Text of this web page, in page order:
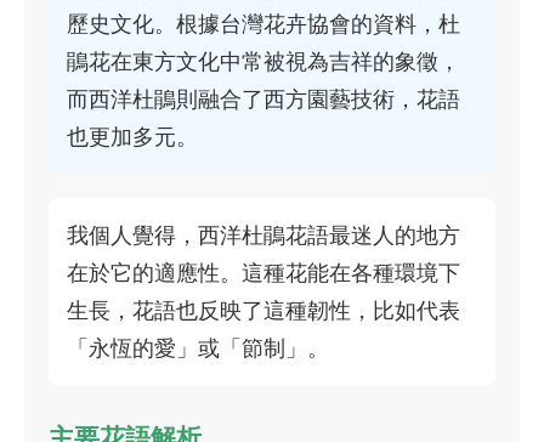
歷史文化。根據台灣花卉協會的資料，杜
鵑花在東方文化中常被視為吉祥的象徵，
而西洋杜鵑則融合了西方園藝技術，花語
也更加多元。
我個人覺得，西洋杜鵑花語最迷人的地方
在於它的適應性。這種花能在各種環境下
生長，花語也反映了這種韌性，比如代表
「永恆的愛」或「節制」。